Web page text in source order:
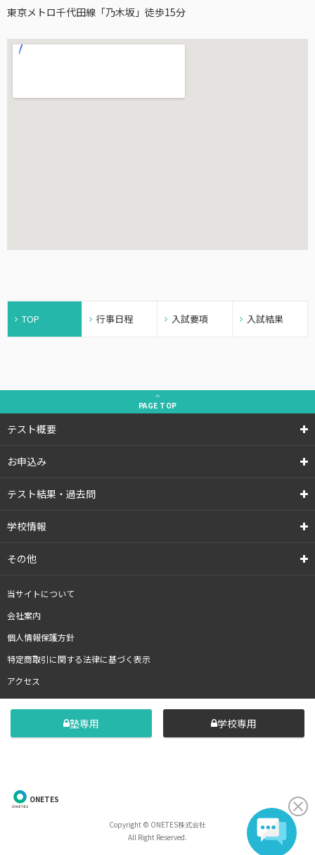
東京メトロ千代田線「乃木坂」徒歩15分
TOP 行事日程 入試要項 入試結果
PAGE TOP
テスト概要
お申込み
テスト結果・過去問
学校情報
その他
当サイトについて
会社案内
個人情報保護方針
特定商取引に関する法律に基づく表示
アクセス
塾専用 学校専用
ONETES
Copyright © ONETES株式会社
All Right Reserved.